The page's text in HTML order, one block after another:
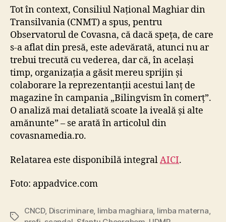
Tot în context, Consiliul Național Maghiar din
Transilvania (CNMT) a spus, pentru
Observatorul de Covasna, că dacă speța, de care
s-a aflat din presă, este adevărată, atunci nu ar
trebui trecută cu vederea, dar că, în același
timp, organizația a găsit mereu sprijin și
colaborare la reprezentanții acestui lanț de
magazine în campania „Bilingvism în comerț”.
O analiză mai detaliată scoate la iveală și alte
amănunte” – se arată în articolul din
covasnamedia.ro.
Relatarea este disponibilă integralAICI.
Foto: appadvice.com
Tags
CNCD, Discriminare, limba maghiara, limba materna,